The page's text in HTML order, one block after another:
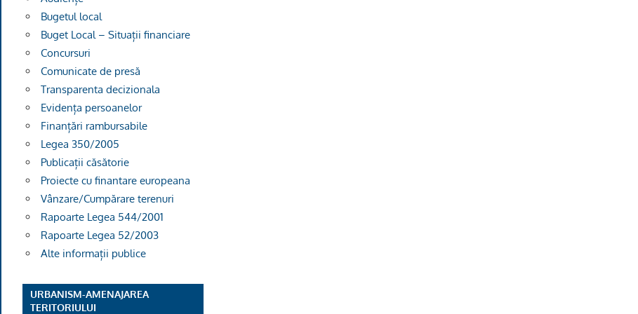
Bugetul local
Buget Local – Situații financiare
Concursuri
Comunicate de presă
Transparenta decizionala
Evidența persoanelor
Finanțări rambursabile
Legea 350/2005
Publicații căsătorie
Proiecte cu finantare europeana
Vânzare/Cumpărare terenuri
Rapoarte Legea 544/2001
Rapoarte Legea 52/2003
Alte informații publice
URBANISM-AMENAJAREA
TERITORIULUI